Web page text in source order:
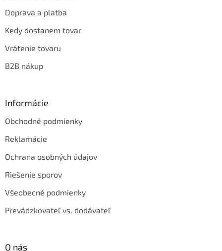
Doprava a platba
Kedy dostanem tovar
Vrátenie tovaru
B2B nákup
Informácie
Obchodné podmienky
Reklamácie
Ochrana osobných údajov
Riešenie sporov
Všeobecné podmienky
Prevádzkovateľ vs. dodávateľ
O nás